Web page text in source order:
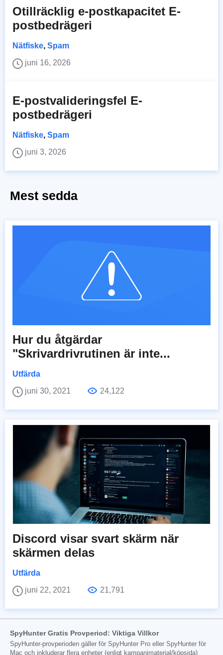
Otillräcklig e-postkapacitet E-
postbedrägeri
Nätfiske, Spam
juni 16, 2026
E-postvalideringsfel E-
postbedrägeri
Nätfiske, Spam
juni 3, 2026
Mest sedda
Hur du åtgärdar
"Skrivardrivrutinen är inte...
Utfärda
juni 30, 2021
24,122
Discord visar svart skärm när
skärmen delas
Utfärda
juni 22, 2021
21,791
SpyHunter Gratis Provperiod: Viktiga Villkor
SpyHunter-provperioden gäller för SpyHunter Pro eller SpyHunter för
Mac och inkluderar flera enheter (enligt kampanjmaterial/köpsida)